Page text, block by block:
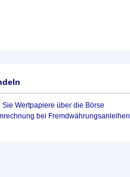
Sie Wertpapiere über die Börse
bei Fremdwährungsanleihen